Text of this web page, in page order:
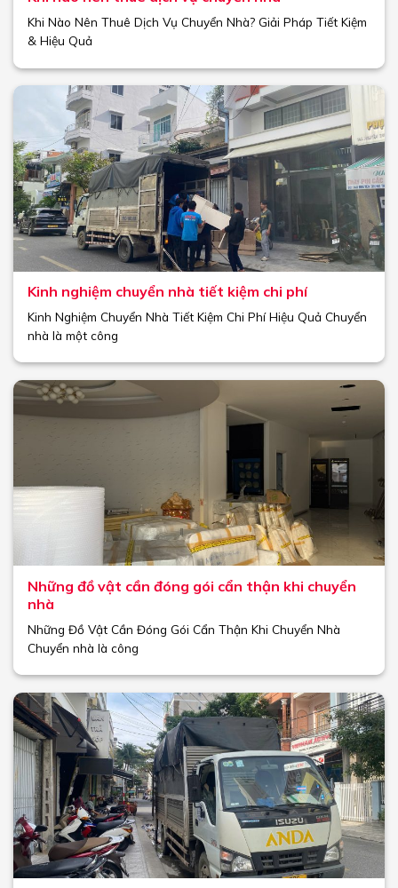
Khi Nào Nên Thuê Dịch Vụ Chuyển Nhà? Giải Pháp Tiết Kiệm
& Hiệu Quả
Kinh nghiệm chuyển nhà tiết kiệm chi phí
Kinh Nghiệm Chuyển Nhà Tiết Kiệm Chi Phí Hiệu Quả Chuyển
nhà là một công
Những đồ vật cần đóng gói cẩn thận khi chuyển
nhà
Những Đồ Vật Cần Đóng Gói Cẩn Thận Khi Chuyển Nhà
Chuyển nhà là công